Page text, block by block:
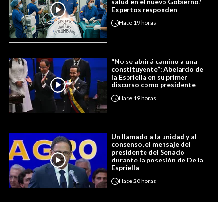
Expertos responden
Hace 19 horas
“No se abrirá camino a una
constituyente”: Abelardo de
la Espriella en su primer
discurso como presidente
Hace 19 horas
Un llamado a la unidad y al
consenso, el mensaje del
presidente del Senado
durante la posesión de De la
Espriella
Hace20 horas